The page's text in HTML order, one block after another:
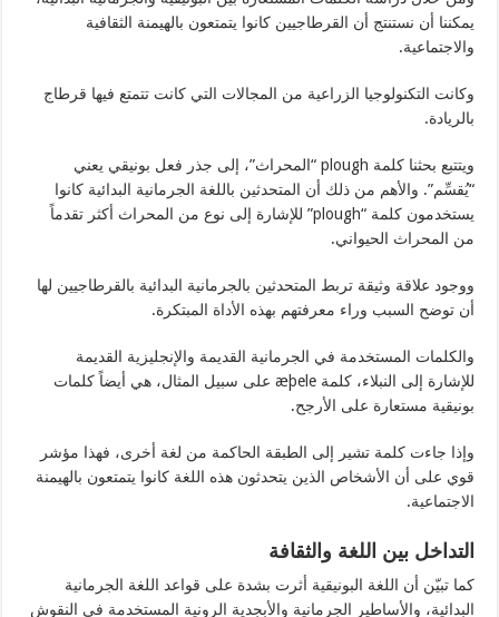
يمكننا أن نستنتج أن القرطاجيين كانوا يتمتعون بالهيمنة الثقافية
والاجتماعية.
وكانت التكنولوجيا الزراعية من المجالات التي كانت تتمتع فيها قرطاج
بالريادة.
ويتتبع بحثنا كلمة plough “المحراث”، إلى جذر فعل بونيقي يعني
“يُقسِّم”. والأهم من ذلك أن المتحدثين باللغة الجرمانية البدائية كانوا
يستخدمون كلمة “plough” للإشارة إلى نوع من المحراث أكثر تقدماً
من المحراث الحيواني.
ووجود علاقة وثيقة تربط المتحدثين بالجرمانية البدائية بالقرطاجيين لها
أن توضح السبب وراء معرفتهم بهذه الأداة المبتكرة.
والكلمات المستخدمة في الجرمانية القديمة والإنجليزية القديمة
للإشارة إلى النبلاء، كلمة æþele على سبيل المثال، هي أيضاً كلمات
بونيقية مستعارة على الأرجح.
وإذا جاءت كلمة تشير إلى الطبقة الحاكمة من لغة أخرى، فهذا مؤشر
قوي على أن الأشخاص الذين يتحدثون هذه اللغة كانوا يتمتعون بالهيمنة
الاجتماعية.
التداخل بين اللغة والثقافة
كما تبيّن أن اللغة البونيقية أثرت بشدة على قواعد اللغة الجرمانية
البدائية، والأساطير الجرمانية والأبجدية الرونية المستخدمة في النقوش